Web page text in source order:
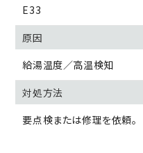
E33
給湯温度／高温検知
要点検または修理を依頼。